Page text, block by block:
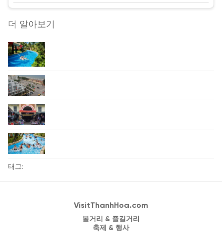
더 알아보기
태그:
VisitThanhHoa.com
볼거리 & 즐길거리
축제 & 행사